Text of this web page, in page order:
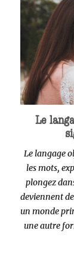
Le
Le langage
les mots,
plongez
deviennent
un monde
une autre